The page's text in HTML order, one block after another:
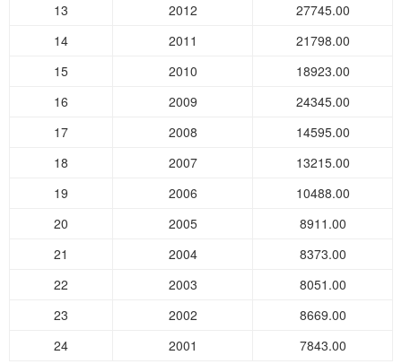
13
2012
27745.00
14
2011
21798.00
15
2010
18923.00
16
2009
24345.00
17
2008
14595.00
18
2007
13215.00
19
2006
10488.00
20
2005
8911.00
21
2004
8373.00
22
2003
8051.00
23
2002
8669.00
24
2001 7843.00